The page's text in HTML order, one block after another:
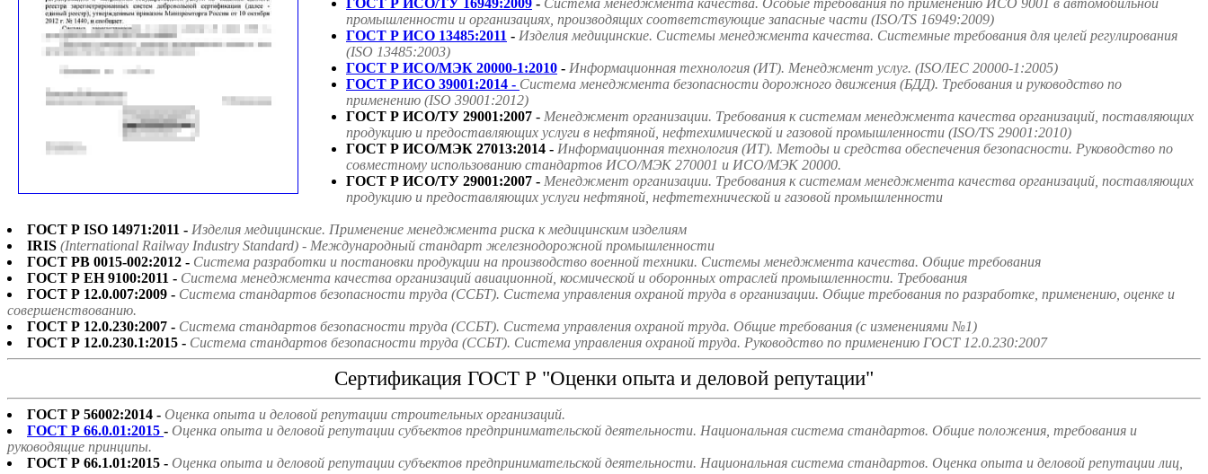
ГОСТ Р ИСО/ТУ 16949:2009 - Система менеджмента качества. Особые требования по применению ИСО 9001 в автомобильной
промышленности и организациях, производящих соответствующие запасные части (ISO/TS 16949:2009)
ГОСТ Р ИСО 13485:2011 - Изделия медицинские. Системы менеджмента качества. Системные требования для целей регулирования
(ISO 13485:2003)
ГОСТ Р ИСО/МЭК 20000-1:2010 - Информационная технология (ИТ). Менеджмент услуг. (ISO/IEC 20000-1:2005)
ГОСТ Р ИСО 39001:2014 - Система менеджмента безопасности дорожного движения (БДД). Требования и руководство по
применению (ISO 39001:2012)
ГОСТ Р ИСО/ТУ 29001:2007 - Менеджмент организации. Требования к системам менеджмента качества организаций, поставляющих
продукцию и предоставляющих услуги в нефтяной, нефтехимической и газовой промышленности (ISO/TS 29001:2010)
ГОСТ Р ИСО/МЭК 27013:2014 - Информационная технология (ИТ). Методы и средства обеспечения безопасности. Руководство по
совместному использованию стандартов ИСО/МЭК 270001 и ИСО/МЭК 20000.
ГОСТ Р ИСО/ТУ 29001:2007 - Менеджмент организации. Требования к системам менеджмента качества организаций, поставляющих
продукцию и предоставляющих услуги нефтяной, нефтетехнической и газовой промышленности
ГОСТ Р ISO 14971:2011 - Изделия медицинские. Применение менеджмента риска к медицинским изделиям
IRIS (International Railway Industry Standard) - Международный стандарт железнодорожной промышленности
ГОСТ РВ 0015-002:2012 - Система разработки и постановки продукции на производство военной техники. Системы менеджмента качества. Общие требования
ГОСТ Р ЕН 9100:2011 - Система менеджмента качества организаций авиационной, космической и оборонных отраслей промышленности. Требования
ГОСТ Р 12.0.007:2009 - Система стандартов безопасности труда (ССБТ). Система управления охраной труда в организации. Общие требования по разработке, применению, оценке и
совершенствованию.
ГОСТ Р 12.0.230:2007 - Система стандартов безопасности труда (ССБТ). Система управления охраной труда. Общие требования (с изменениями №1)
ГОСТ Р 12.0.230.1:2015 - Система стандартов безопасности труда (ССБТ). Система управления охраной труда. Руководство по применению ГОСТ 12.0.230:2007
Сертификация ГОСТ Р "Оценки опыта и деловой репутации"
ГОСТ Р 56002:2014 - Оценка опыта и деловой репутации строительных организаций.
ГОСТ Р 66.0.01:2015 - Оценка опыта и деловой репутации субъектов предпринимательской деятельности. Национальная система стандартов. Общие положения, требования и
руководящие принципы.
ГОСТ Р 66.1.01:2015 - Оценка опыта и деловой репутации субъектов предпринимательской деятельности. Национальная система стандартов. Оценка опыта и деловой репутации лиц,